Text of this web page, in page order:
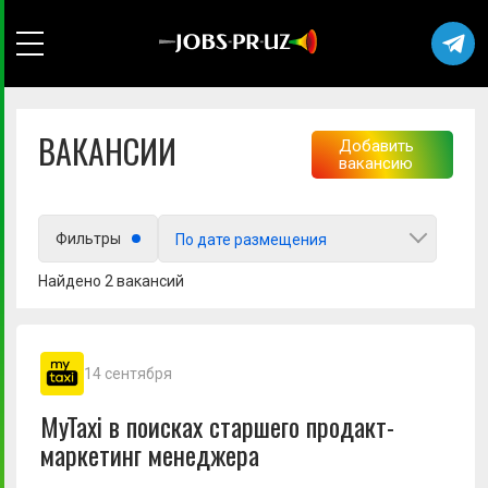
ВАКАНСИИ
Добавить
вакансию
Фильтры По дате размещения
Найдено 2 вакансий
14 сентября
MyTaxi в поисках старшего продакт-
маркетинг менеджера
Любой